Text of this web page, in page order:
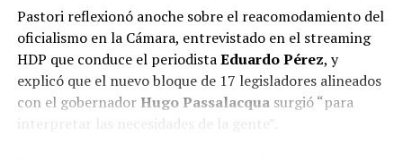
responsabilidad de construir una alternativa clara que
represente el cambio”.
La Escuela de Dirigentes continuará con un ciclo de
capacitaciones orientadas a dotar de herramientas a
los futuros concejales, intendentes y equipos de
Pastori reflexionó anoche sobre el reacomodamiento del
oficialismo en la Cámara, entrevistado en el streaming
HDP que conduce el periodistaEduardo Pérez, y
explicó que el nuevo bloque de 17 legisladores alineados
con el gobernadorHugo Passalacquasurgió “para
interpretar las necesidades de la gente”.